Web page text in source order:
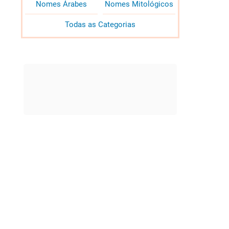
Nomes Árabes Nomes Mitológicos
Todas as Categorias